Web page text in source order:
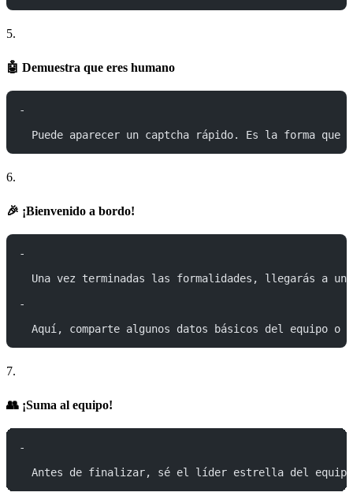
5.
🤖 Demuestra que eres humano
-
Puede aparecer un captcha rápido. Es la forma que
6.
🎉 ¡Bienvenido a bordo!
-
Una vez terminadas las formalidades, llegarás a
-
Aquí, comparte algunos datos básicos del equipo o
7.
👥 ¡Suma al equipo!
-
Antes de finalizar, sé el líder estrella del